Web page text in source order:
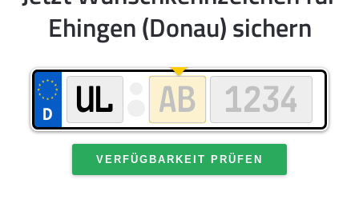
Ehingen (Donau) sichern
VERFÜGBARKEIT PRÜFEN